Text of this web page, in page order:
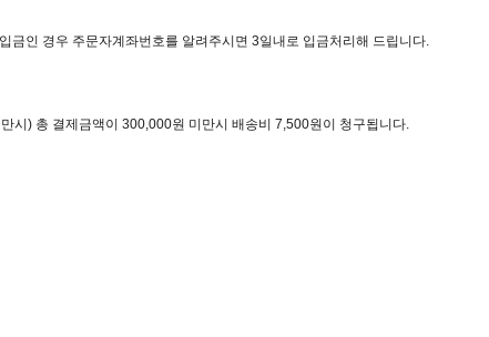
금인 경우 주문자계좌번호를 알려주시면 3일내로 입금처리해 드립니다.
시) 총 결제금액이 300,000원 미만시 배송비 7,500원이 청구됩니다.